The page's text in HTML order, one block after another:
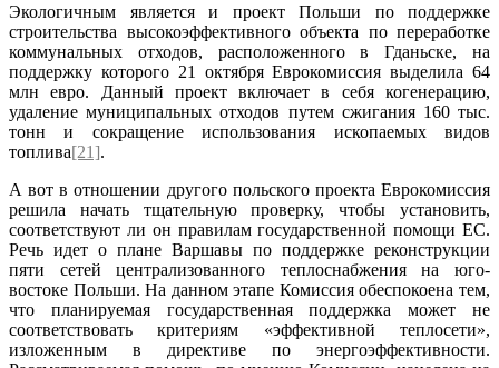
Экологичным является и проект Польши по поддержке
строительства высокоэффективного объекта по переработке
коммунальных отходов, расположенного в Гданьске, на
поддержку которого 21 октября Еврокомиссия выделила 64
млн евро. Данный проект включает в себя когенерацию,
удаление муниципальных отходов путем сжигания 160 тыс.
тонн и сокращение использования ископаемых видов
топлива[21].
А вот в отношении другого польского проекта Еврокомиссия
решила начать тщательную проверку, чтобы установить,
соответствуют ли он правилам государственной помощи ЕС.
Речь идет о плане Варшавы по поддержке реконструкции
пяти сетей централизованного теплоснабжения на юго-
востоке Польши. На данном этапе Комиссия обеспокоена тем,
что планируемая государственная поддержка может не
соответствовать критериям «эффективной теплосети»,
изложенным в директиве по энергоэффективности.